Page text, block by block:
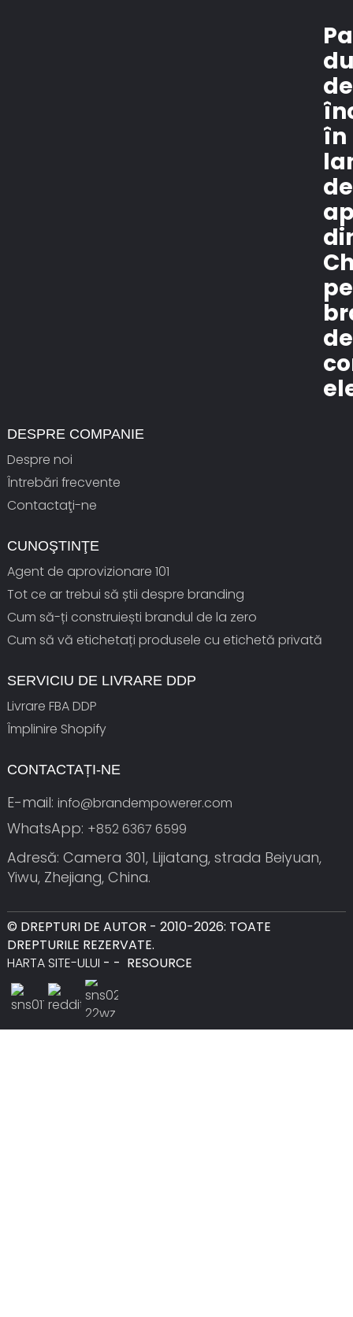
de
în
de
de
DESPRE COMPANIE
Despre noi
Întrebări frecvente
Contactaţi-ne
CUNOŞTINŢE
Agent de aprovizionare 101
Tot ce ar trebui să știi despre branding
Cum să-ți construiești brandul de la zero
Cum să vă etichetați produsele cu etichetă privată
SERVICIU DE LIVRARE DDP
Livrare FBA DDP
Împlinire Shopify
CONTACTAȚI-NE
E-mail: info@brandempowerer.com
WhatsApp: +852 6367 6599
Adresă: Camera 301, Lijiatang, strada Beiyuan,
Yiwu, Zhejiang, China.
© DREPTURI DE AUTOR - 2010-2026: TOATE
DREPTURILE REZERVATE.
HARTA SITE-ULUI - - RESOURCE